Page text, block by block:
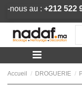
nous au :+212
Accueil DROGUERIE